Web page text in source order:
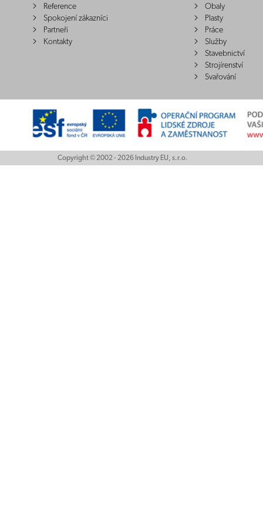
Reference
Spokojení zákazníci
Partneři
Kontakty
Obaly
Plasty
Práce
Služby
Stavebnictví
Strojírenství
Svařování
Copyright © 2002 - 2026 Industry EU, s.r.o.